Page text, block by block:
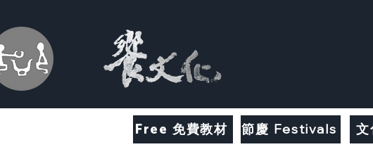
Free 免費教材 節慶 Festivals